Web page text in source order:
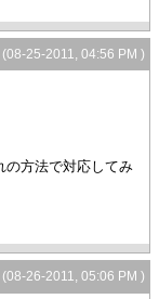
(08-25-2011, 04:56 PM )
の方法で対応してみ
(08-26-2011, 05:06 PM )